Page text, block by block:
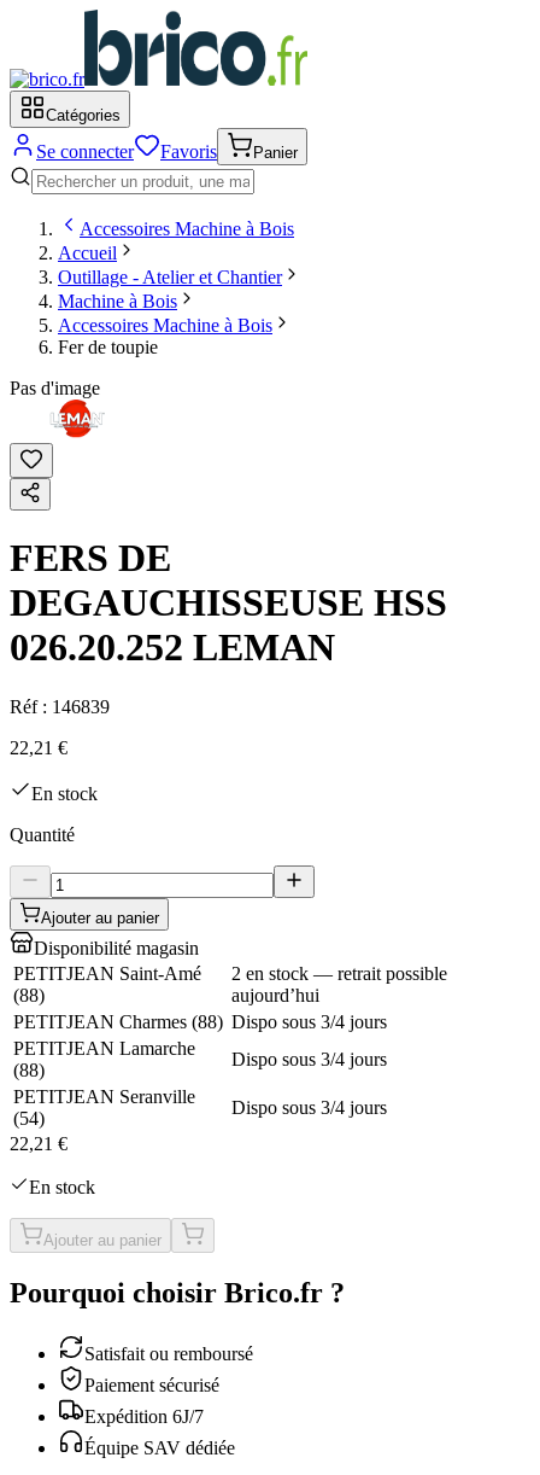
Catégories
Se connecter Favoris Panier
Accessoires Machine à Bois
Accueil
Outillage - Atelier et Chantier
Machine à Bois
Accessoires Machine à Bois
Fer de toupie
Pas d'image
FERS DE
DEGAUCHISSEUSE HSS
026.20.252 LEMAN
Réf : 146839
22,21 €
En stock
Quantité
Ajouter au panier
Disponibilité magasin
PETITJEAN Saint-Amé
(88)
2 en stock — retrait possible
aujourd’hui
PETITJEAN Charmes (88) Dispo sous 3/4 jours
PETITJEAN Lamarche
(88)
Dispo sous 3/4 jours
PETITJEAN Seranville
(54)
Dispo sous 3/4 jours
22,21 €
En stock
Ajouter au panier
Pourquoi choisir Brico.fr ?
Satisfait ou remboursé
Paiement sécurisé
Expédition 6J/7
Équipe SAV dédiée